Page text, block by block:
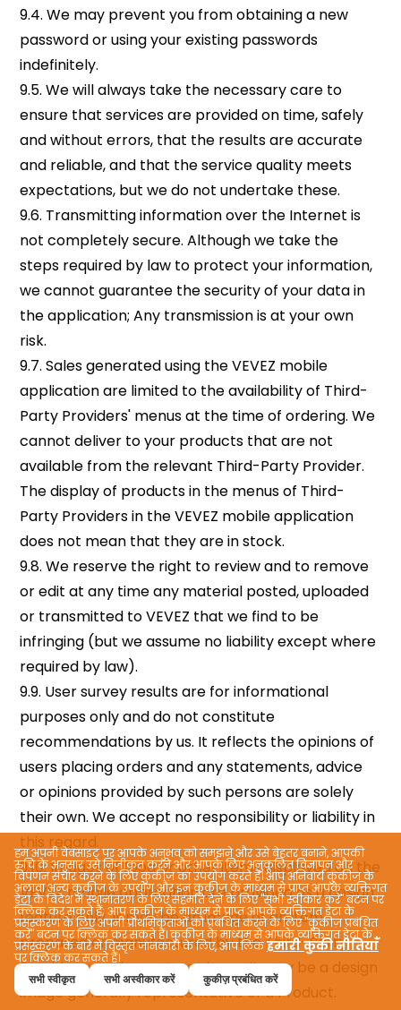
हम अपनी वेबसाइट पर आपके अनुभव को समझने और उसे बेहतर बनाने, आपकी
रुचि के अनुसार उसे निजीकृत करने और आपके लिए अनुकूलित विज्ञापन और
विपणन संचार करने के लिए कुकीज़ का उपयोग करते हैं। आप अनिवार्य कुकीज़ के
अलावा अन्य कुकीज़ के उपयोग और इन कुकीज़ के माध्यम से प्राप्त आपके व्यक्तिगत
डेटा के विदेश में स्थानांतरण के लिए सहमति देने के लिए "सभी स्वीकार करें" बटन पर
क्लिक कर सकते हैं; आप कुकीज़ के माध्यम से प्राप्त आपके व्यक्तिगत डेटा के
प्रसंस्करण के लिए अपनी प्राथमिकताओं को प्रबंधित करने के लिए "कुकीज़ प्रबंधित
करें" बटन पर क्लिक कर सकते हैं। कुकीज़ के माध्यम से आपके व्यक्तिगत डेटा के
प्रसंस्करण के बारे में विस्तृत जानकारी के लिए, आप लिंकहमारी कुकी नीतियाँ
पर क्लिक कर सकते हैं।
सभी स्वीकृत सभी अस्वीकार करें कुकीज़ प्रबंधित करें